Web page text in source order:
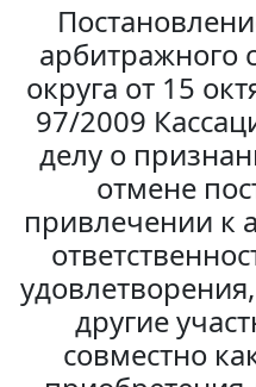
арбитражного
округа от 15
97/2009
делу о
отмене
привлечении к
другие
совместно